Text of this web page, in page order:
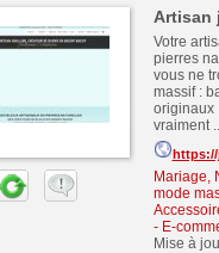
Artisan
Votre
pierres
vous ne
massif :
originaux
vraiment
https://
Mariage,
mode
- E-
Mise à